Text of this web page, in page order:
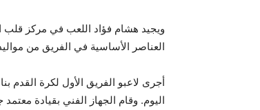
ويجيد هشام فؤاد اللعب في مركز قلب
العناصر الأساسية في الفريق من مواليد
أجرى لاعبو الفريق الأول لكرة القدم
اليوم. وقام الجهاز الفني بقيادة